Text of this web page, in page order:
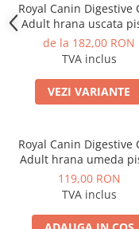
Royal Canin Digestive
Adult hrana uscata
pentru confort digestiv,
de la 182,00 RON
TVA inclus
VEZI VARIANTE
Royal Canin Digestive
Adult hrana umeda
pentru confort digestiv,
85 g
119,00 RON
TVA inclus